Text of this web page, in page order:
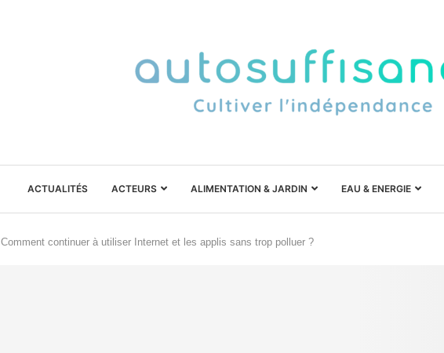
ACTUALITÉS ACTEURS ALIMENTATION & JARDIN EAU & ENERGIE
Comment continuer à utiliser Internet et les applis sans trop polluer ?